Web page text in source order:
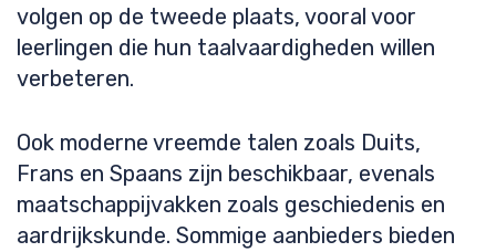
volgen op de tweede plaats, vooral voor
leerlingen die hun taalvaardigheden willen
verbeteren.
Ook moderne vreemde talen zoals Duits,
Frans en Spaans zijn beschikbaar, evenals
maatschappijvakken zoals geschiedenis en
aardrijkskunde. Sommige aanbieders bieden